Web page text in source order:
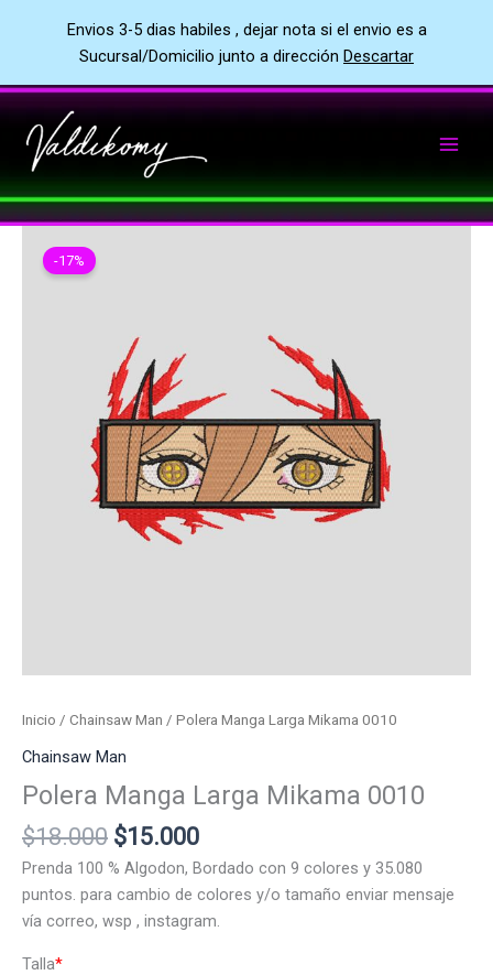
Envios 3-5 dias habiles , dejar nota si el envio es a
Sucursal/Domicilio junto a dirección Descartar
al
contenido
-17%
Inicio / Chainsaw Man / Polera Manga Larga Mikama 0010
Chainsaw Man
Polera Manga Larga Mikama 0010
$18.000 El
precio
original
era:
$15.000El
precio
actual
es:
Prenda 100 % Algodon, Bordado con 9 colores y 35.080
puntos. para cambio de colores y/o tamaño enviar mensaje
vía correo, wsp , instagram.
*
Talla